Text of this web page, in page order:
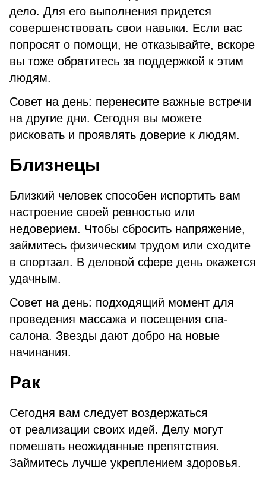
дело. Для его выполнения придется
совершенствовать свои навыки. Если вас
попросят о помощи, не отказывайте, вскоре
вы тоже обратитесь за поддержкой к этим
людям.
Совет на день: перенесите важные встречи
на другие дни. Сегодня вы можете
рисковать и проявлять доверие к людям.
Близнецы
Близкий человек способен испортить вам
настроение своей ревностью или
недоверием. Чтобы сбросить напряжение,
займитесь физическим трудом или сходите
в спортзал. В деловой сфере день окажется
удачным.
Совет на день: подходящий момент для
проведения массажа и посещения спа-
салона. Звезды дают добро на новые
начинания.
Рак
Сегодня вам следует воздержаться
от реализации своих идей. Делу могут
помешать неожиданные препятствия.
Займитесь лучше укреплением здоровья.